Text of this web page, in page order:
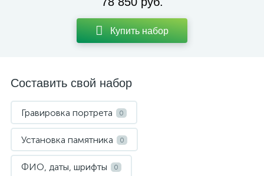
Купить набор
Составить свой набор
Гравировка портрета 0
Установка памятника 0
ФИО, даты, шрифты 0